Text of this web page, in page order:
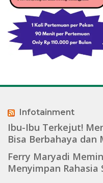
Infotainment
Ibu-Ibu Terkejut!
Bisa Berbahaya dan
Ferry Maryadi
Menyimpan Rahasia